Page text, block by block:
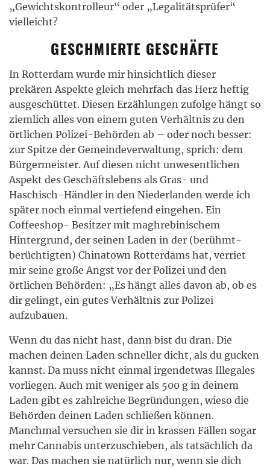
„Gewichtskontrolleur“ oder „Legalitätsprüfer“
vielleicht?
GESCHMIERTE GESCHÄFTE
In Rotterdam wurde mir hinsichtlich dieser
prekären Aspekte gleich mehrfach das Herz heftig
ausgeschüttet. Diesen Erzählungen zufolge hängt so
ziemlich alles von einem guten Verhältnis zu den
örtlichen Polizei-Behörden ab – oder noch besser:
zur Spitze der Gemeindeverwaltung, sprich: dem
Bürgermeister. Auf diesen nicht unwesentlichen
Aspekt des Geschäftslebens als Gras- und
Haschisch-Händler in den Niederlanden werde ich
später noch einmal vertiefend eingehen. Ein
Coffeeshop- Besitzer mit maghrebinischem
Hintergrund, der seinen Laden in der (berühmt-
berüchtigten) Chinatown Rotterdams hat, verriet
mir seine große Angst vor der Polizei und den
örtlichen Behörden: „Es hängt alles davon ab, ob es
dir gelingt, ein gutes Verhältnis zur Polizei
aufzubauen.
Wenn du das nicht hast, dann bist du dran. Die
machen deinen Laden schneller dicht, als du gucken
kannst. Da muss nicht einmal irgendetwas Illegales
vorliegen. Auch mit weniger als 500 g in deinem
Laden gibt es zahlreiche Begründungen, wieso die
Behörden deinen Laden schließen können.
Manchmal versuchen sie dir in krassen Fällen sogar
mehr Cannabis unterzuschieben, als tatsächlich da
war. Das machen sie natürlich nur, wenn sie dich